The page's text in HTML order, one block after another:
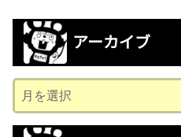
アーカイブ
ー
カ